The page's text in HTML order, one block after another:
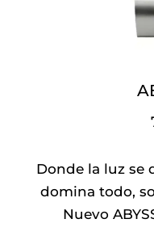
Donde la luz se
domina todo,
Nuevo